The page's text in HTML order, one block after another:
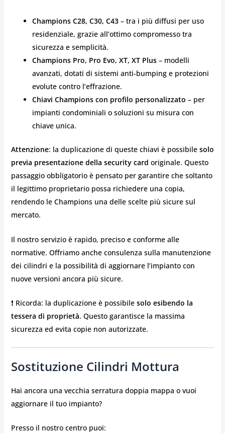
Champions C28, C30, C43– tra i più diffusi per uso
residenziale, grazie all’ottimo compromesso tra
sicurezza e semplicità.
Champions Pro, Pro Evo, XT, XT Plus– modelli
avanzati, dotati di sistemi anti-bumping e protezioni
evolute contro l’effrazione.
Chiavi Champions con profilo personalizzato – per
impianti condominiali o soluzioni su misura con
chiave unica.
Attenzione: la duplicazione di queste chiavi è possibile solo
previa presentazione della security card originale. Questo
passaggio obbligatorio è pensato per garantire che soltanto
il legittimo proprietario possa richiedere una copia,
rendendo le Champions una delle scelte più sicure sul
mercato.
Il nostro servizio è rapido, preciso e conforme alle
normative. Offriamo anche consulenza sulla manutenzione
dei cilindri e la possibilità di aggiornare l’impianto con
nuove versioni ancora più sicure.
❗ Ricorda: la duplicazione è possibile solo esibendo la
tessera di proprietà. Questo garantisce la massima
sicurezza ed evita copie non autorizzate.
Sostituzione Cilindri Mottura
Hai ancora una vecchia serratura doppia mappa o vuoi
aggiornare il tuo impianto?
Presso il nostro centro puoi: